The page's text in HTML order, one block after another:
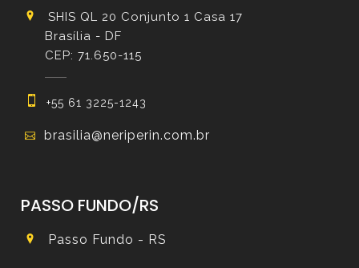
SHIS QL 20 Conjunto 1 Casa 17
Brasília - DF
CEP: 71.650-115
+55 61 3225-1243
brasilia@neriperin.com.br
PASSO FUNDO/RS
Passo Fundo - RS